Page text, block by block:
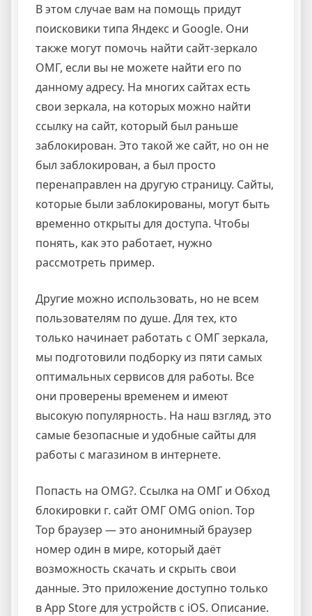
В этом случае вам на помощь придут
поисковики типа Яндекс и Google. Они
также могут помочь найти сайт-зеркало
ОМГ, если вы не можете найти его по
данному адресу. На многих сайтах есть
свои зеркала, на которых можно найти
ссылку на сайт, который был раньше
заблокирован. Это такой же сайт, но он не
был заблокирован, а был просто
перенаправлен на другую страницу. Сайты,
которые были заблокированы, могут быть
временно открыты для доступа. Чтобы
понять, как это работает, нужно
рассмотреть пример.
Другие можно использовать, но не всем
пользователям по душе. Для тех, кто
только начинает работать с ОМГ зеркала,
мы подготовили подборку из пяти самых
оптимальных сервисов для работы. Все
они проверены временем и имеют
высокую популярность. На наш взгляд, это
самые безопасные и удобные сайты для
работы с магазином в интернете.
Попасть на OMG?. Ссылка на ОМГ и Обход
блокировки г. сайт ОМГ OMG onion. Тор
Тор браузер — это анонимный браузер
номер один в мире, который даёт
возможность скачать и скрыть свои
данные. Это приложение доступно только
в App Store для устройств с iOS. Описание.